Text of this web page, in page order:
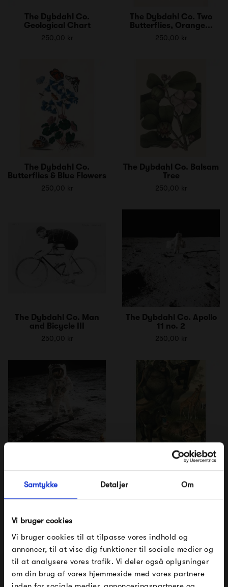
Samtykke Detaljer Om
Vi bruger cookies
Vi bruger cookies til at tilpasse vores indhold og
annoncer, til at vise dig funktioner til sociale medier og
til at analysere vores trafik. Vi deler også oplysninger
om din brug af vores hjemmeside med vores partnere
The Dybdahl Co.
Geological Chart
250,00 kr
The Dybdahl Co. Two
Butterflies, Orange...
250,00 kr
The Dybdahl Co.
Butterflies & Blue Flowers
250,00 kr
The Dybdahl Co. Balsam
Tree
250,00 kr
The Dybdahl Co. Man
and Bicycle III
250,00 kr
The Dybdahl Co. Apollo
11 no. 2
250,00 kr
250,00 kr 250,00 kr
FÅ 10% PÅ DIN NÆSTE ORDRE